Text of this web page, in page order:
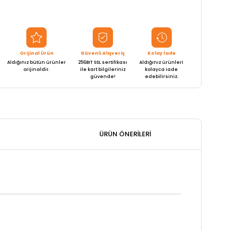
Orijinal Ürün
Aldığınız bütün ürünler
orijinaldir.
Güvenli Alışveriş
256BIT SSL sertifikası
ile kart bilgileriniz
güvende!
Kolay İade
Aldığınız ürünleri
kolayca iade
edebilirsiniz.
ÜRÜN ÖNERILERI